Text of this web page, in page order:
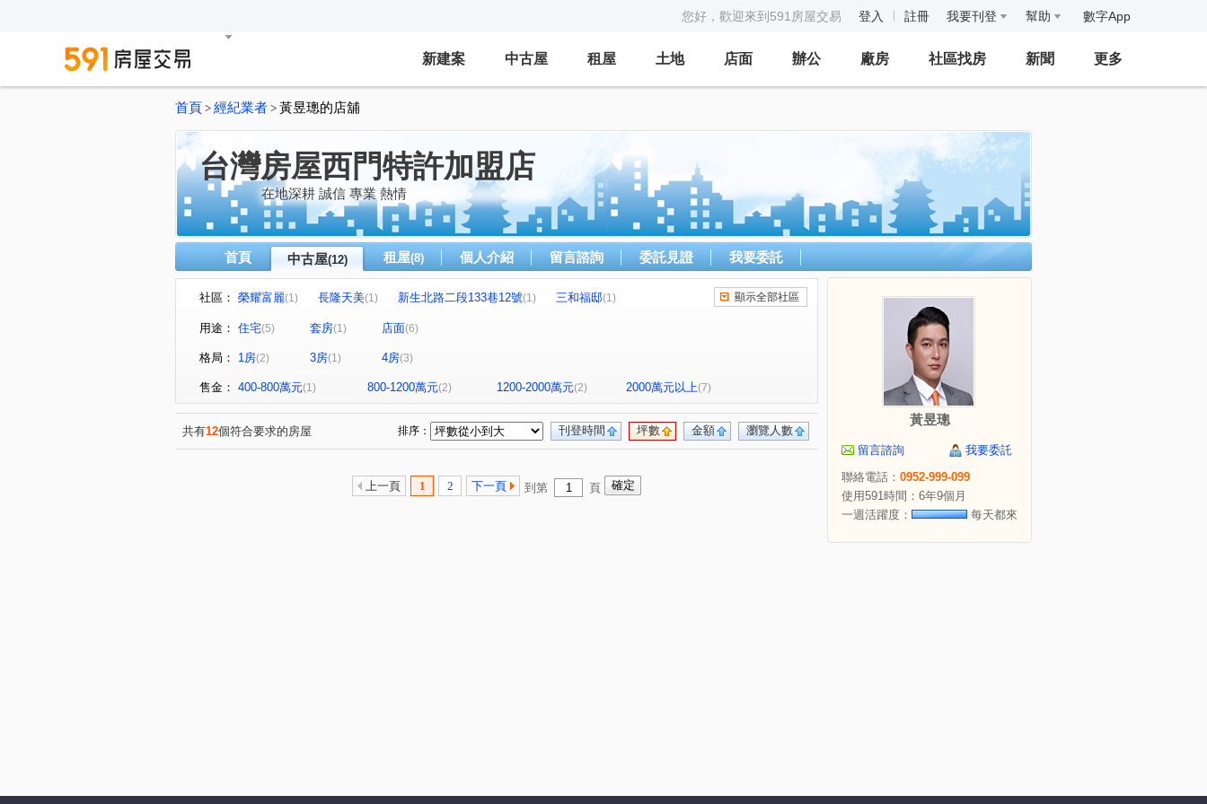
您好，歡迎來到591房屋交易 登入 註冊 我要刊登 幫助 數字App
新建案 中古屋 租屋 土地 店面 辦公 廠房 社區找房 新聞 更多
首頁 > 經紀業者 > 黃昱璁的店舖
台灣房屋西門特許加盟店
在地深耕 誠信 專業 熱情
首頁 中古屋(12) 租屋(8) 個人介紹 留言諮詢 委託見證 我要委託
社區： 榮耀富麗(1) 長隆天美(1) 新生北路二段133巷12號(1) 三和福邸(1)
崇仁花園大廈 (1)
漢中街 桂林路 昆明街(2)
顯示全部社區
用途： 住宅(5) 套房(1) 店面(6)
格局： 1房(2) 3房(1) 4房(3)
售金： 400-800萬元(1) 800-1200萬元(2) 1200-2000萬元(2) 2000萬元以上(7)
共有12個符合要求的房屋 瀏覽人數
金額
坪數
刊登時間
排序：
上一頁 1 2 下一頁 到第 頁
黃昱璁
留言諮詢
我要委託
聯絡電話： 0952-999-099
使用591時間：6年9個月
一週活躍度：
每天都來